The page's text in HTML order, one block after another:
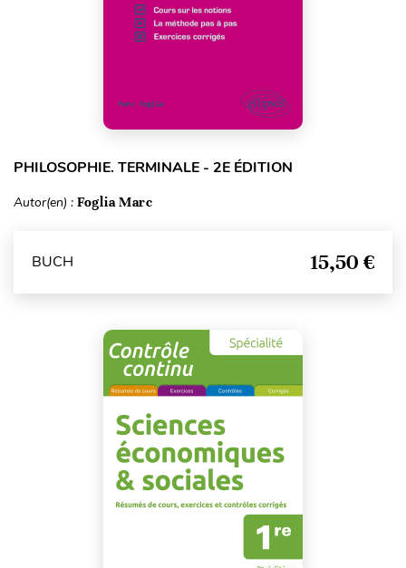
PHILOSOPHIE. TERMINALE - 2E ÉDITION
Autor(en) : Foglia Marc
BUCH 15,50 €